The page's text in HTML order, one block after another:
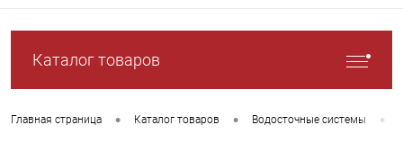
Каталог товаров
Главная страница • Каталог товаров • Водосточные системы •